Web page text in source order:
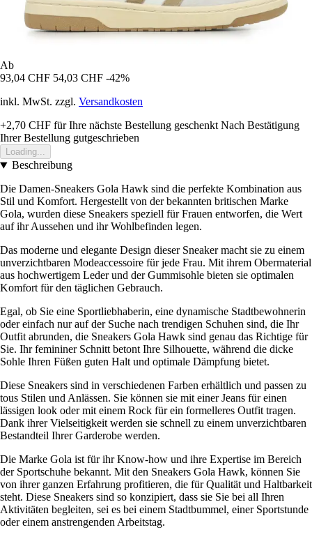
Ab
93,04 CHF 54,03 CHF -42%
inkl. MwSt. zzgl. Versandkosten
+2,70 CHF für Ihre nächste Bestellung geschenkt Nach Bestätigung
Ihrer Bestellung gutgeschrieben
Loading...
Beschreibung
Die Damen-Sneakers Gola Hawk sind die perfekte Kombination aus
Stil und Komfort. Hergestellt von der bekannten britischen Marke
Gola, wurden diese Sneakers speziell für Frauen entworfen, die Wert
auf ihr Aussehen und ihr Wohlbefinden legen.
Das moderne und elegante Design dieser Sneaker macht sie zu einem
unverzichtbaren Modeaccessoire für jede Frau. Mit ihrem Obermaterial
aus hochwertigem Leder und der Gummisohle bieten sie optimalen
Komfort für den täglichen Gebrauch.
Egal, ob Sie eine Sportliebhaberin, eine dynamische Stadtbewohnerin
oder einfach nur auf der Suche nach trendigen Schuhen sind, die Ihr
Outfit abrunden, die Sneakers Gola Hawk sind genau das Richtige für
Sie. Ihr femininer Schnitt betont Ihre Silhouette, während die dicke
Sohle Ihren Füßen guten Halt und optimale Dämpfung bietet.
Diese Sneakers sind in verschiedenen Farben erhältlich und passen zu
tous Stilen und Anlässen. Sie können sie mit einer Jeans für einen
lässigen look oder mit einem Rock für ein formelleres Outfit tragen.
Dank ihrer Vielseitigkeit werden sie schnell zu einem unverzichtbaren
Bestandteil Ihrer Garderobe werden.
Die Marke Gola ist für ihr Know-how und ihre Expertise im Bereich
der Sportschuhe bekannt. Mit den Sneakers Gola Hawk, können Sie
von ihrer ganzen Erfahrung profitieren, die für Qualität und Haltbarkeit
steht. Diese Sneakers sind so konzipiert, dass sie Sie bei all Ihren
Aktivitäten begleiten, sei es bei einem Stadtbummel, einer Sportstunde
oder einem anstrengenden Arbeitstag.